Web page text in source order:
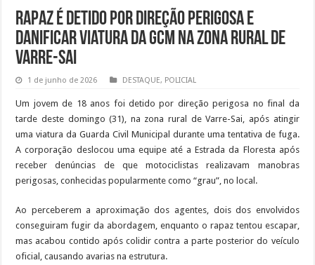
Rapaz é detido por direção perigosa e
danificar viatura da GCM na zona rural de
Varre-Sai
1 de junho de 2026 DESTAQUE, POLICIAL
Um jovem de 18 anos foi detido por direção perigosa no final da
tarde deste domingo (31), na zona rural de Varre-Sai, após atingir
uma viatura da Guarda Civil Municipal durante uma tentativa de fuga.
A corporação deslocou uma equipe até a Estrada da Floresta após
receber denúncias de que motociclistas realizavam manobras
perigosas, conhecidas popularmente como “grau”, no local.
Ao perceberem a aproximação dos agentes, dois dos envolvidos
conseguiram fugir da abordagem, enquanto o rapaz tentou escapar,
mas acabou contido após colidir contra a parte posterior do veículo
oficial, causando avarias na estrutura.